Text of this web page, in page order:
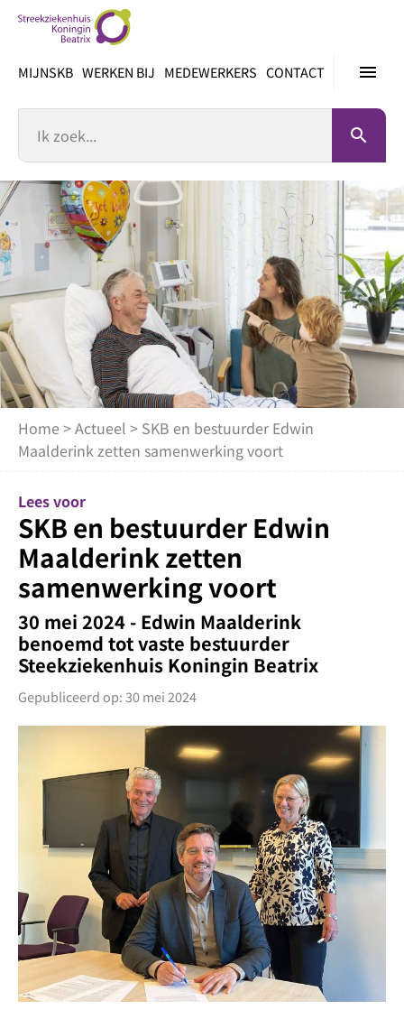
inhoud
menu
MIJNSKB WERKEN BIJ MEDEWERKERS CONTACT
search
Home >Actueel > SKB en bestuurder Edwin
Maalderink zetten samenwerking voort
Lees voor
SKB en bestuurder Edwin
Maalderink zetten
samenwerking voort
30 mei 2024 - Edwin Maalderink
benoemd tot vaste bestuurder
Steekziekenhuis Koningin Beatrix
Gepubliceerd op: 30 mei 2024